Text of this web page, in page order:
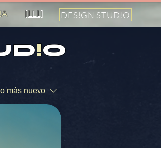
[LLL] DES!GN STUD!O
!O
más nuevo